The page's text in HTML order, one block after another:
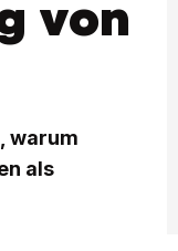
von
warum
als